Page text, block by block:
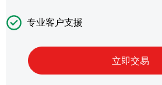
专业客户支援